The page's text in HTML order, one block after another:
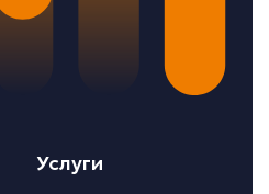
Услуги